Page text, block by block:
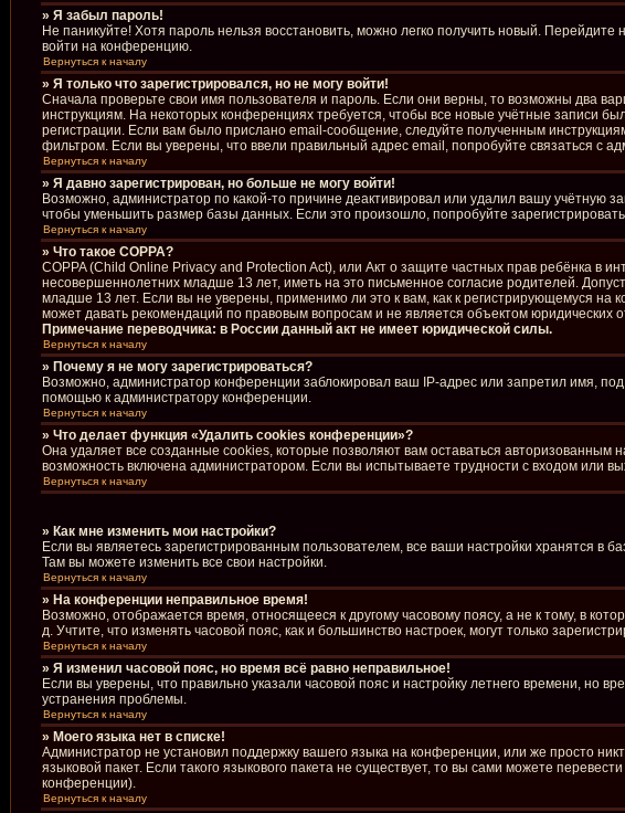
» Я забыл пароль!
Не паникуйте! Хотя пароль нельзя восстановить, можно легко получить новый.
войти на конференцию.
Вернуться к началу
» Я только что зарегистрировался, но не могу войти!
Сначала проверьте свои имя пользователя и пароль. Если они верны, то возможны два
инструкциям. На некоторых конференциях требуется, чтобы все новые учётные записи
регистрации. Если вам было прислано email-сообщение, следуйте полученным
фильтром. Если вы уверены, что ввели правильный адрес email, попробуйте связаться с
Вернуться к началу
» Я давно зарегистрирован, но больше не могу войти!
Возможно, администратор по какой-то причине деактивировал или удалил вашу
чтобы уменьшить размер базы данных. Если это произошло, попробуйте
Вернуться к началу
» Что такое COPPA?
COPPA (Child Online Privacy and Protection Act), или Акт о защите частных прав ребёнка
несовершеннолетних младше 13 лет, иметь на это письменное согласие родителей.
младше 13 лет. Если вы не уверены, применимо ли это к вам, как к регистрирующемуся
может давать рекомендаций по правовым вопросам и не является объектом юридических
Примечание переводчика: в России данный акт не имеет юридической силы.
Вернуться к началу
» Почему я не могу зарегистрироваться?
Возможно, администратор конференции заблокировал ваш IP-адрес или запретил имя,
помощью к администратору конференции.
Вернуться к началу
» Что делает функция «Удалить cookies конференции»?
Она удаляет все созданные cookies, которые позволяют вам оставаться
возможность включена администратором. Если вы испытываете трудности с входом или
Вернуться к началу
» Как мне изменить мои настройки?
Если вы являетесь зарегистрированным пользователем, все ваши настройки хранятся в
Там вы можете изменить все свои настройки.
Вернуться к началу
» На конференции неправильное время!
Возможно, отображается время, относящееся к другому часовому поясу, а не к тому, в
д. Учтите, что изменять часовой пояс, как и большинство настроек, могут только
Вернуться к началу
» Я изменил часовой пояс, но время всё равно неправильное!
Если вы уверены, что правильно указали часовой пояс и настройку летнего времени, но
устранения проблемы.
Вернуться к началу
» Моего языка нет в списке!
Администратор не установил поддержку вашего языка на конференции, или же просто
языковой пакет. Если такого языкового пакета не существует, то вы сами можете
конференции).
Вернуться к началу